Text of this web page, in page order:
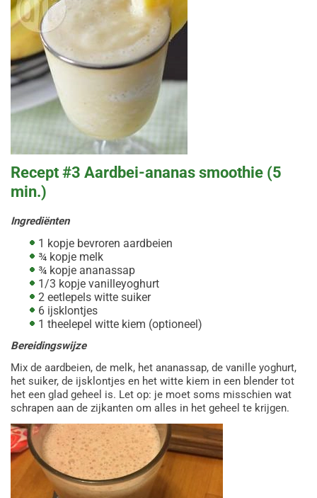
Recept #3 Aardbei-ananas smoothie (5
min.)
Ingrediënten
1 kopje bevroren aardbeien
¾ kopje melk
¾ kopje ananassap
1/3 kopje vanilleyoghurt
2 eetlepels witte suiker
6 ijsklontjes
1 theelepel witte kiem (optioneel)
Bereidingswijze
Mix de aardbeien, de melk, het ananassap, de vanille yoghurt,
het suiker, de ijsklontjes en het witte kiem in een blender tot
het een glad geheel is. Let op: je moet soms misschien wat
schrapen aan de zijkanten om alles in het geheel te krijgen.